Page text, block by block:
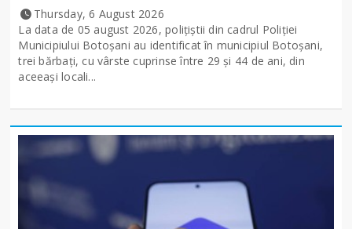
Thursday, 6 August 2026
La data de 05 august 2026, polițiștii din cadrul Poliției
Municipiului Botoșani au identificat în municipiul Botoșani,
trei bărbați, cu vârste cuprinse între 29 și 44 de ani, din
aceeași locali...